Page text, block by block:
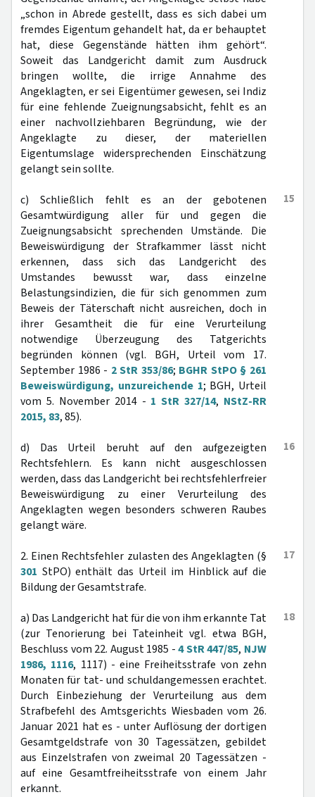
„schon in Abrede gestellt, dass es sich dabei um
fremdes Eigentum gehandelt hat, da er behauptet
hat, diese Gegenstände hätten ihm gehört“.
Soweit das Landgericht damit zum Ausdruck
bringen wollte, die irrige Annahme des
Angeklagten, er sei Eigentümer gewesen, sei Indiz
für eine fehlende Zueignungsabsicht, fehlt es an
einer nachvollziehbaren Begründung, wie der
Angeklagte zu dieser, der materiellen
Eigentumslage widersprechenden Einschätzung
gelangt sein sollte.
15
c) Schließlich fehlt es an der gebotenen
Gesamtwürdigung aller für und gegen die
Zueignungsabsicht sprechenden Umstände. Die
Beweiswürdigung der Strafkammer lässt nicht
erkennen, dass sich das Landgericht des
Umstandes bewusst war, dass einzelne
Belastungsindizien, die für sich genommen zum
Beweis der Täterschaft nicht ausreichen, doch in
ihrer Gesamtheit die für eine Verurteilung
notwendige Überzeugung des Tatgerichts
begründen können (vgl. BGH, Urteil vom 17.
September 1986 - 2 StR 353/86; BGHR StPO § 261
Beweiswürdigung, unzureichende 1; BGH, Urteil
vom 5. November 2014 - 1 StR 327/14, NStZ-RR
2015, 83, 85).
16
d) Das Urteil beruht auf den aufgezeigten
Rechtsfehlern. Es kann nicht ausgeschlossen
werden, dass das Landgericht bei rechtsfehlerfreier
Beweiswürdigung zu einer Verurteilung des
Angeklagten wegen besonders schweren Raubes
gelangt wäre.
17
2. Einen Rechtsfehler zulasten des Angeklagten (§
301 StPO) enthält das Urteil im Hinblick auf die
Bildung der Gesamtstrafe.
18
a) Das Landgericht hat für die von ihm erkannte Tat
(zur Tenorierung bei Tateinheit vgl. etwa BGH,
Beschluss vom 22. August 1985 -4 StR 447/85, NJW
1986, 1116, 1117) - eine Freiheitsstrafe von zehn
Monaten für tat- und schuldangemessen erachtet.
Durch Einbeziehung der Verurteilung aus dem
Strafbefehl des Amtsgerichts Wiesbaden vom 26.
Januar 2021 hat es - unter Auflösung der dortigen
Gesamtgeldstrafe von 30 Tagessätzen, gebildet
aus Einzelstrafen von zweimal 20 Tagessätzen -
auf eine Gesamtfreiheitsstrafe von einem Jahr
erkannt.